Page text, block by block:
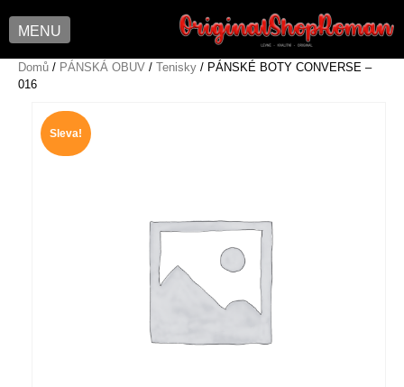
MENU
SkipDomů / PÁNSKÁ OBUV / Tenisky / PÁNSKÉ BOTY CONVERSE –
016
Sleva!